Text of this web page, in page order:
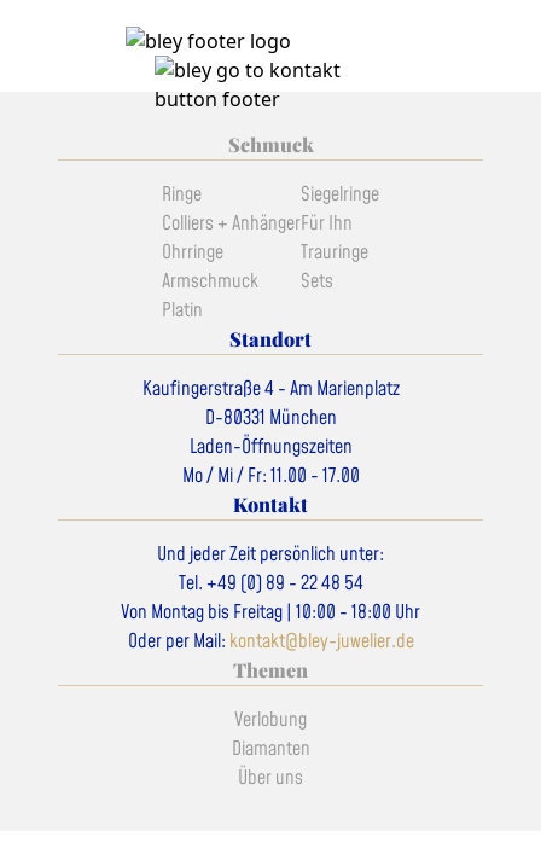
Schmuck
Ringe
Colliers + Anhänger
Ohrringe
Armschmuck
Platin
Siegelringe
Für Ihn
Trauringe
Sets
Standort
Kaufingerstraße 4 - Am Marienplatz
D-80331 München
Laden-Öffnungszeiten
Mo / Mi / Fr: 11.00 - 17.00
Kontakt
Und jeder Zeit persönlich unter:
Tel. +49 (0) 89 - 22 48 54
Von Montag bis Freitag | 10:00 - 18:00 Uhr
Oder per Mail: kontakt@bley-juwelier.de
Themen
Verlobung
Diamanten
Über uns